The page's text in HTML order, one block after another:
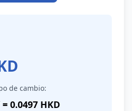
de cambio:
= 0.0497 HKD